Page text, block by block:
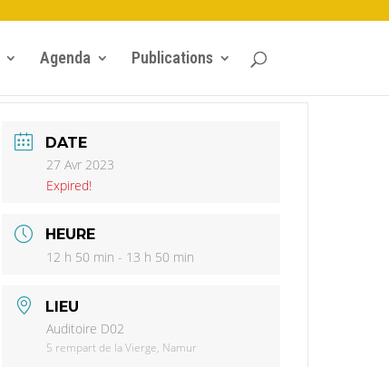
Agenda Publications
DATE
27 Avr 2023
Expired!
HEURE
12 h 50 min - 13 h 50 min
LIEU
Auditoire D02
5 rempart de la Vierge, Namur